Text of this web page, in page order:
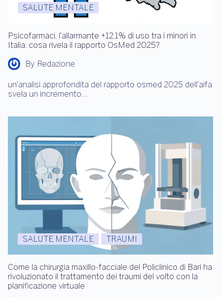
SALUTE MENTALE
Psicofarmaci, l’allarmante +12,1% di uso tra i minori in
Italia: cosa rivela il rapporto OsMed 2025?
By Redazione
un’analisi approfondita del rapporto osmed 2025 dell’aifa
svela un incremento…
SALUTE MENTALE TRAUMI
Come la chirurgia maxillo-facciale del Policlinico di Bari ha
rivoluzionato il trattamento dei traumi del volto con la
pianificazione virtuale